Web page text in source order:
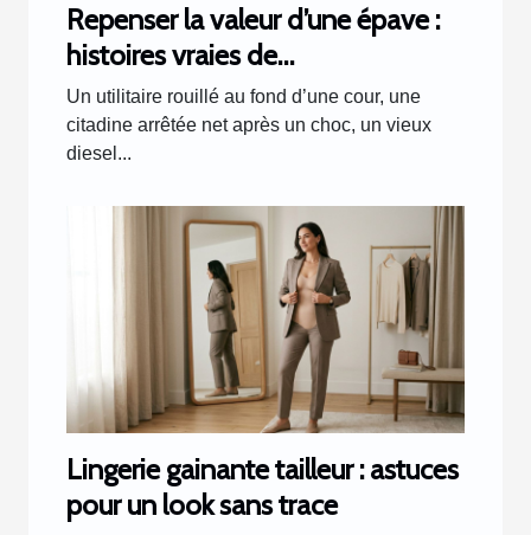
Repenser la valeur d’une épave :
histoires vraies de
transformations inattendues
Un utilitaire rouillé au fond d’une cour, une
citadine arrêtée net après un choc, un vieux
diesel...
Lingerie gainante tailleur : astuces
pour un look sans trace